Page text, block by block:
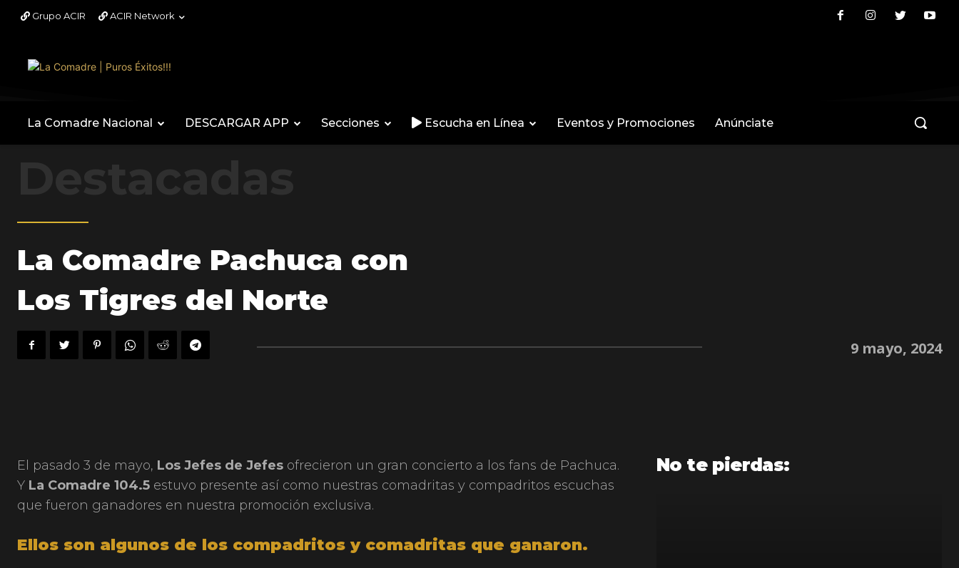
Grupo ACIR ACIR Network
La Comadre Nacional DESCARGAR APP Secciones Escucha en Línea Eventos y Promociones Anúnciate
La Comadre Pachuca con
Los Tigres del Norte
9 mayo, 2024
El pasado 3 de mayo, Los Jefes de Jefes ofrecieron un gran concierto a los fans de Pachuca.
Y La Comadre 104.5 estuvo presente así como nuestras comadritas y compadritos escuchas
que fueron ganadores en nuestra promoción exclusiva.
Ellos son algunos de los compadritos y comadritas que ganaron.
No te pierdas: